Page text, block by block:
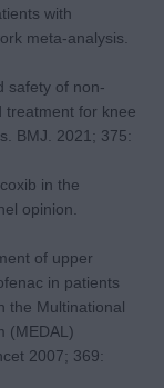
with
meta-analysis.
safety of non-
treatment for knee
BMJ. 2021; 375:
in the
opinion.
of upper
in patients
the Multinational
(MEDAL)
2007; 369: